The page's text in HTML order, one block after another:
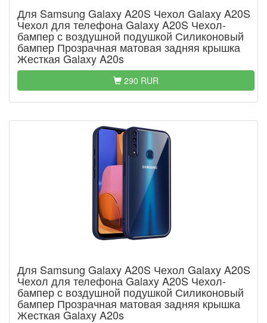
Для Samsung Galaxy A20S Чехол Galaxy A20S
Чехол для телефона Galaxy A20S Чехол-
бампер с воздушной подушкой Силиконовый
бампер Прозрачная матовая задняя крышка
Жесткая Galaxy A20s
290 RUR
Для Samsung Galaxy A20S Чехол Galaxy A20S
Чехол для телефона Galaxy A20S Чехол-
бампер с воздушной подушкой Силиконовый
бампер Прозрачная матовая задняя крышка
Жесткая Galaxy A20s